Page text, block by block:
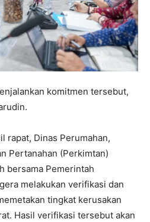
komitmen tersebut,
rapat, Dinas Perumahan,
Pertanahan (Perkimtan)
bersama Pemerintah
melakukan verifikasi dan
tingkat kerusakan
Hasil verifikasi tersebut akan